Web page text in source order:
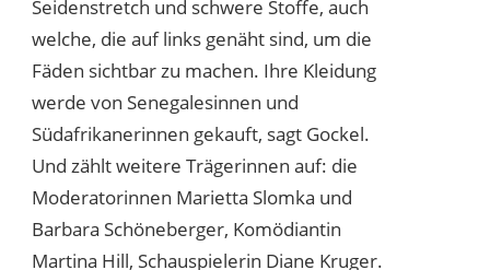
Seidenstretch und schwere Stoffe, auch
welche, die auf links genäht sind, um die
Fäden sichtbar zu machen. Ihre Kleidung
werde von Senegalesinnen und
Südafrikanerinnen gekauft, sagt Gockel.
Und zählt weitere Trägerinnen auf: die
Moderatorinnen Marietta Slomka und
Barbara Schöneberger, Komödiantin
Martina Hill, Schauspielerin Diane Kruger.